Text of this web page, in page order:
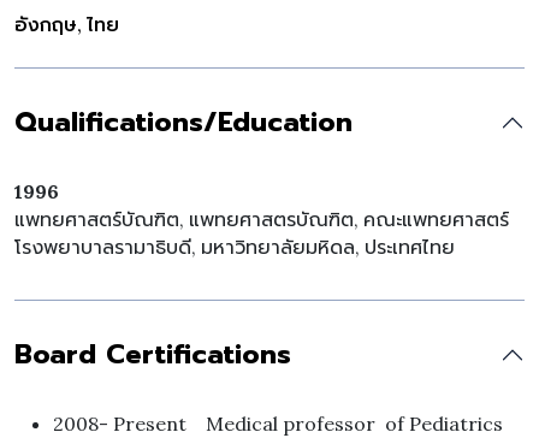
อังกฤษ, ไทย
Qualifications/Education
1996
แพทยศาสตร์บัณฑิต, แพทยศาสตรบัณฑิต, คณะแพทยศาสตร์
โรงพยาบาลรามาธิบดี, มหาวิทยาลัยมหิดล, ประเทศไทย
Board Certifications
2008- Present Medical professor of Pediatrics